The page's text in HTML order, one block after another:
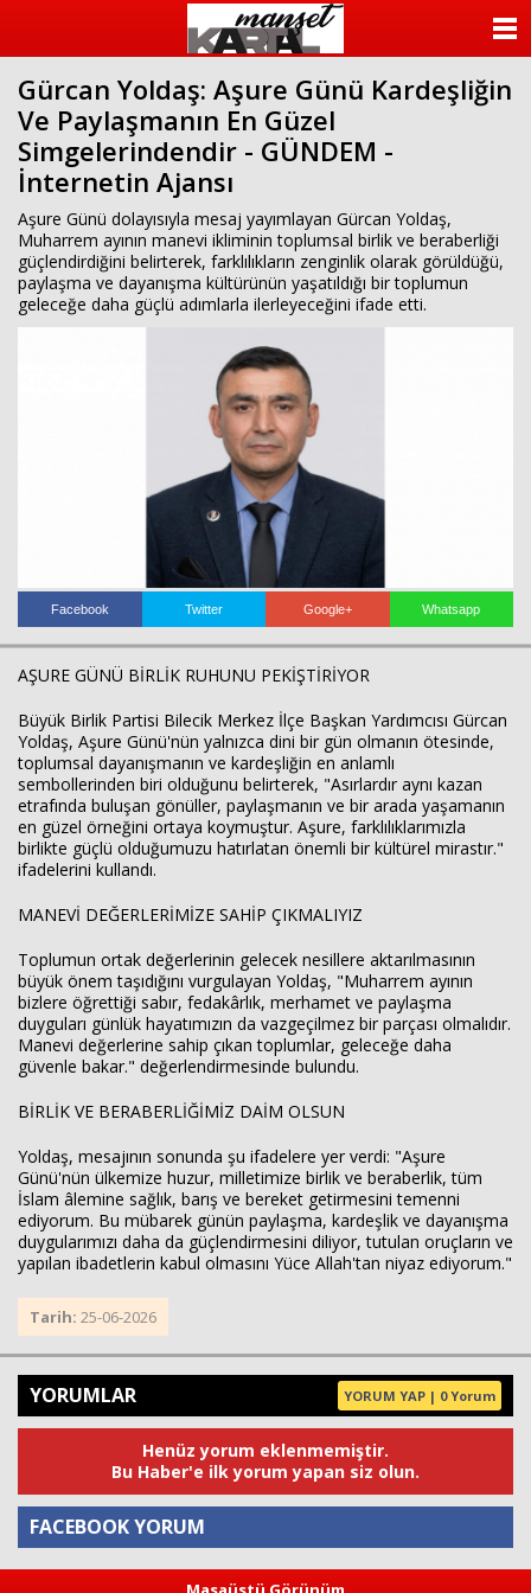
Gürcan Yoldaş: Aşure Günü Kardeşliğin
Ve Paylaşmanın En Güzel
Simgelerindendir - GÜNDEM -
İnternetin Ajansı
Aşure Günü dolayısıyla mesaj yayımlayan Gürcan Yoldaş,
Muharrem ayının manevi ikliminin toplumsal birlik ve beraberliği
güçlendirdiğini belirterek, farklılıkların zenginlik olarak görüldüğü,
paylaşma ve dayanışma kültürünün yaşatıldığı bir toplumun
geleceğe daha güçlü adımlarla ilerleyeceğini ifade etti.
Facebook Twitter Google+ Whatsapp
AŞURE GÜNÜ BİRLİK RUHUNU PEKİŞTİRİYOR
Büyük Birlik Partisi Bilecik Merkez İlçe Başkan Yardımcısı Gürcan
Yoldaş, Aşure Günü'nün yalnızca dini bir gün olmanın ötesinde,
toplumsal dayanışmanın ve kardeşliğin en anlamlı
sembollerinden biri olduğunu belirterek, "Asırlardır aynı kazan
etrafında buluşan gönüller, paylaşmanın ve bir arada yaşamanın
en güzel örneğini ortaya koymuştur. Aşure, farklılıklarımızla
birlikte güçlü olduğumuzu hatırlatan önemli bir kültürel mirastır."
ifadelerini kullandı.
MANEVİ DEĞERLERİMİZE SAHİP ÇIKMALIYIZ
Toplumun ortak değerlerinin gelecek nesillere aktarılmasının
büyük önem taşıdığını vurgulayan Yoldaş, "Muharrem ayının
bizlere öğrettiği sabır, fedakârlık, merhamet ve paylaşma
duyguları günlük hayatımızın da vazgeçilmez bir parçası olmalıdır.
Manevi değerlerine sahip çıkan toplumlar, geleceğe daha
güvenle bakar." değerlendirmesinde bulundu.
BİRLİK VE BERABERLİĞİMİZ DAİM OLSUN
Yoldaş, mesajının sonunda şu ifadelere yer verdi: "Aşure
Günü'nün ülkemize huzur, milletimize birlik ve beraberlik, tüm
İslam âlemine sağlık, barış ve bereket getirmesini temenni
ediyorum. Bu mübarek günün paylaşma, kardeşlik ve dayanışma
duygularımızı daha da güçlendirmesini diliyor, tutulan oruçların ve
yapılan ibadetlerin kabul olmasını Yüce Allah'tan niyaz ediyorum."
Tarih: 25-06-2026
YORUMLAR YORUM YAP | 0 Yorum
Henüz yorum eklenmemiştir.
Bu Haber'e ilk yorum yapan siz olun.
FACEBOOK YORUM
KATEGORİLER
YAZARLAR
FOTO GALERİ
Haberin Doğru Adresi.